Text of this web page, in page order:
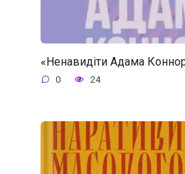
«Ненавидіти Адама
0 24